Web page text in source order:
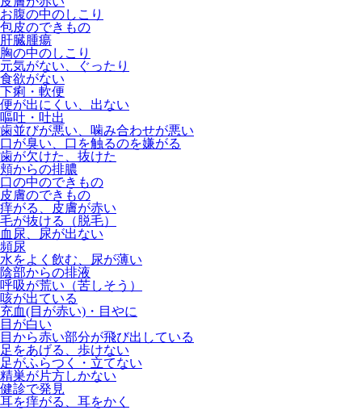
お腹の中のしこり
包皮のできもの
肝臓腫瘍
胸の中のしこり
元気がない、ぐったり
食欲がない
下痢・軟便
便が出にくい、出ない
嘔吐・吐出
歯並びが悪い、噛み合わせが悪い
口が臭い、口を触るのを嫌がる
歯が欠けた、抜けた
頬からの排膿
口の中のできもの
皮膚のできもの
痒がる、皮膚が赤い
毛が抜ける（脱毛）
血尿、尿が出ない
頻尿
水をよく飲む、尿が薄い
陰部からの排液
呼吸が荒い（苦しそう）
咳が出ている
充血(目が赤い)・目やに
目が白い
目から赤い部分が飛び出している
足をあげる、歩けない
足がふらつく・立てない
精巣が片方しかない
健診で発見
耳を痒がる、耳をかく